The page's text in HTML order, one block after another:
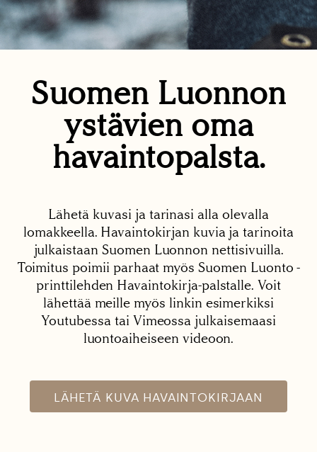
Suomen Luonnon
ystävien oma
havaintopalsta.
Lähetä kuvasi ja tarinasi alla olevalla
lomakkeella. Havaintokirjan kuvia ja tarinoita
julkaistaan Suomen Luonnon nettisivuilla.
Toimitus poimii parhaat myös Suomen Luonto -
printtilehden Havaintokirja-palstalle. Voit
lähettää meille myös linkin esimerkiksi
Youtubessa tai Vimeossa julkaisemaasi
luontoaiheiseen videoon.
LÄHETÄ KUVA HAVAINTOKIRJAAN